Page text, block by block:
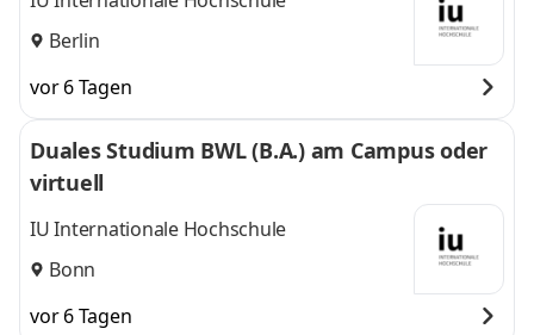
Berlin
vor 6 Tagen
Duales Studium BWL (B.A.) am Campus oder
virtuell
IU Internationale Hochschule
Bonn
vor 6 Tagen